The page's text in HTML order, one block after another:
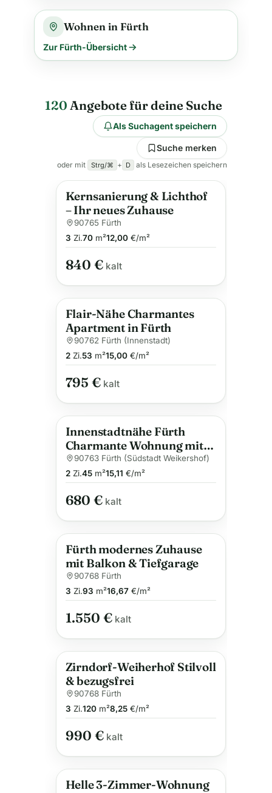
Wohnen in Fürth
Zur Fürth-Übersicht
120 Angebote für deine Suche
Als Suchagent speichern
Suche merken
oder mit Strg/⌘ + D als Lesezeichen speichern
Neu
Kernsanierung & Lichthof
– Ihr neues Zuhause
90765 Fürth
3 Zi.70m²12,00€/m²
840 €kalt
Flair-Nähe Charmantes
Apartment in Fürth
90762 Fürth (Innenstadt)
2Zi.53 m²15,00€/m²
795 €kalt
Innenstadtnähe Fürth
Charmante Wohnung mit
Einbauküche
90763 Fürth (Südstadt Weikershof)
2Zi.45m²15,11 €/m²
680 €kalt
Fürth modernes Zuhause
mit Balkon & Tiefgarage
90768 Fürth
3 Zi.93 m²16,67€/m²
1.550 €kalt
Zirndorf-Weiherhof Stilvoll
& bezugsfrei
90768 Fürth
3 Zi.120m²8,25€/m²
990 €kalt
Helle 3-Zimmer-Wohnung